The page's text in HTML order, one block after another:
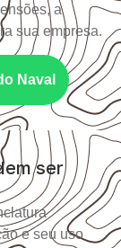
a
sua empresa.
Naval
ser
e seu uso